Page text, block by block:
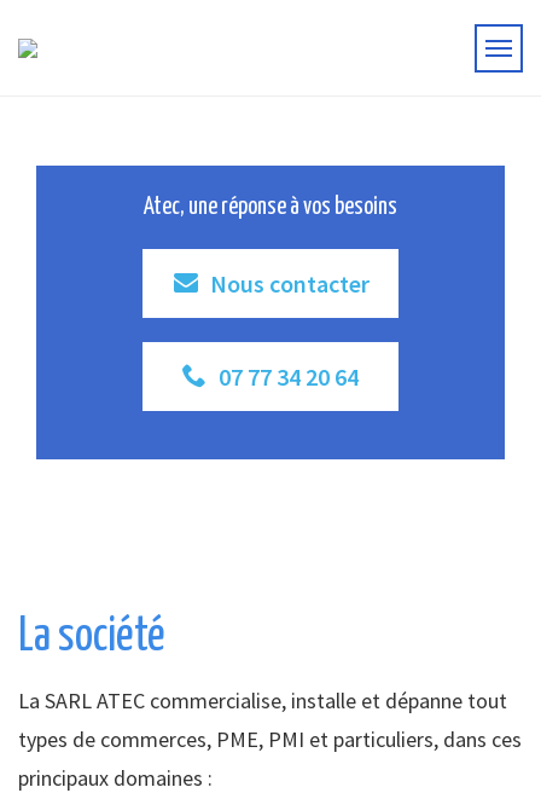
Atec, une réponse à vos besoins
Nous contacter
07 77 34 20 64
La société
La SARL ATEC commercialise, installe et dépanne tout
types de commerces, PME, PMI et particuliers, dans ces
principaux domaines :